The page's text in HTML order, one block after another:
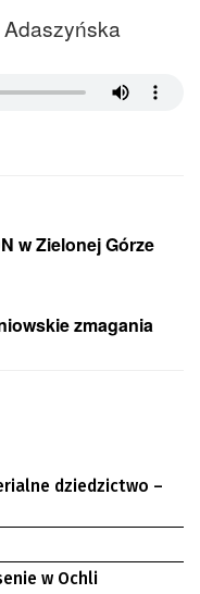
w Zielonej Górze
zmagania
dziedzictwo –
w Ochli